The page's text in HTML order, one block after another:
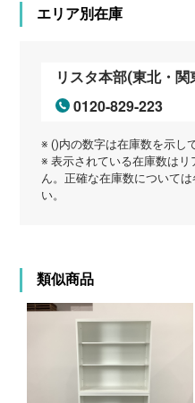
エリア別在庫
リスタ本部(東北・関
0120-829-223
※ ()内の数字は在庫数を示し
※ 表示されている在庫数は
ん。正確な在庫数について
い。
類似商品